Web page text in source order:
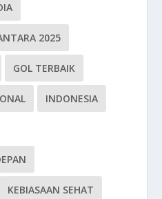
2025
GOL TERBAIK
INDONESIA
KEBIASAAN SEHAT